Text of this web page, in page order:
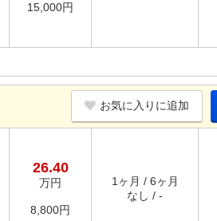
15,000円
お気に入りに追加
26.40
万円
8,800円
1ヶ月 / 6ヶ月
なし / -